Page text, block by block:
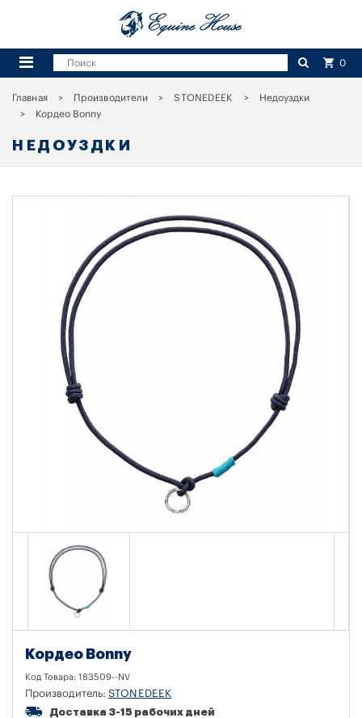
0
Главная Производители STONEDEEK
Недоуздки
Кордео Bonny
НЕДОУЗДКИ
Кордео Bonny
Код Товара: 183509--NV
Производитель: STONEDEEK
Доставка 3-15 рабочих дней